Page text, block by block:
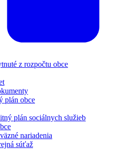
z rozpočtu obce
plán obce
plán sociálnych služieb
nariadenia
súťaž